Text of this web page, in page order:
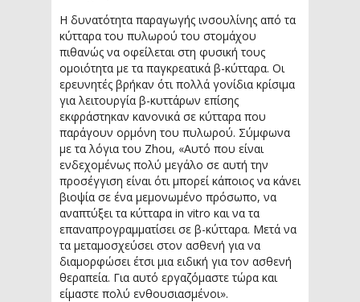
Η δυνατότητα παραγωγής ινσουλίνης από τα
κύτταρα του πυλωρού του στομάχου
πιθανώς να οφείλεται στη φυσική τους
ομοιότητα με τα παγκρεατικά β-κύτταρα. Οι
ερευνητές βρήκαν ότι πολλά γονίδια κρίσιμα
για λειτουργία β-κυττάρων επίσης
εκφράστηκαν κανονικά σε κύτταρα που
παράγουν ορμόνη του πυλωρού. Σύμφωνα
με τα λόγια του Zhou, «Αυτό που είναι
ενδεχομένως πολύ μεγάλο σε αυτή την
προσέγγιση είναι ότι μπορεί κάποιος να κάνει
βιοψία σε ένα μεμονωμένο πρόσωπο, να
αναπτύξει τα κύτταρα in vitro και να τα
επαναπρογραμματίσει σε β-κύτταρα. Μετά να
τα μεταμοσχεύσει στον ασθενή για να
διαμορφώσει έτσι μια ειδική για τον ασθενή
θεραπεία. Για αυτό εργαζόμαστε τώρα και
είμαστε πολύ ενθουσιασμένοι».